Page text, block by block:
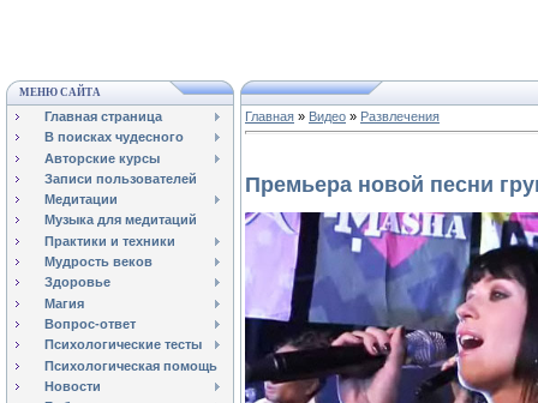
МЕНЮ САЙТА
Главная страница
В поисках чудесного
Авторские курсы
Записи пользователей
Медитации
Музыка для медитаций
Практики и техники
Мудрость веков
Здоровье
Магия
Вопрос-ответ
Психологические тесты
Психологическая помощь
Новости
Главная » Видео » Развлечения
Премьера новой песни